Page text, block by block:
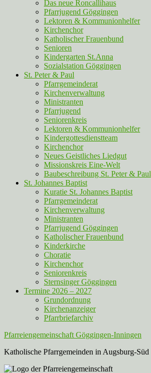
Das neue Roncallihaus
Pfarrjugend Göggingen
Lektoren & Kommunionhelfer
Kirchenchor
Katholischer Frauenbund
Senioren
Kindergarten St.Anna
Sozialstation Göggingen
St. Peter & Paul
Pfarrgemeinderat
Kirchenverwaltung
Ministranten
Pfarrjugend
Seniorenkreis
Lektoren & Kommunionhelfer
Kindergottesdienstteam
Kirchenchor
Neues Geistliches Liedgut
Missionskreis Eine-Welt
Baubeschreibung St. Peter & Paul
St. Johannes Baptist
Kuratie St. Johannes Baptist
Pfarrgemeinderat
Kirchenverwaltung
Ministranten
Pfarrjugend Göggingen
Katholischer Frauenbund
Kinderkirche
Choratie
Kirchenchor
Seniorenkreis
Sternsinger Göggingen
Termine 2026 – 2027
Grundordnung
Kirchenanzeiger
Pfarrbriefarchiv
Pfarreiengemeinschaft Göggingen-Inningen
Katholische Pfarrgemeinden in Augsburg-Süd